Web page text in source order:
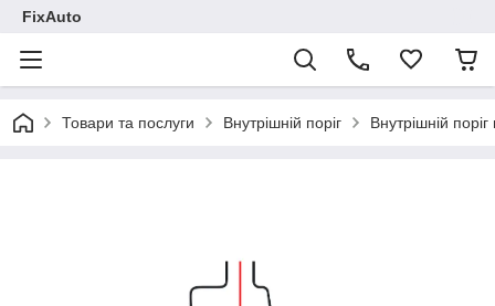
FixAuto
Товари та послуги Внутрішній поріг Внутрішній